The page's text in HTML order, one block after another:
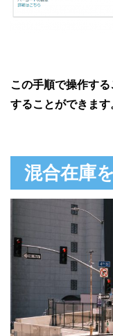
この手順で操作す
することができます
混合在庫